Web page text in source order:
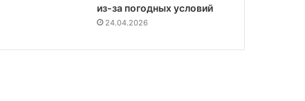
из-за погодных условий
24.04.2026